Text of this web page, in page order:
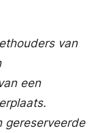
van
een
gereserveerde